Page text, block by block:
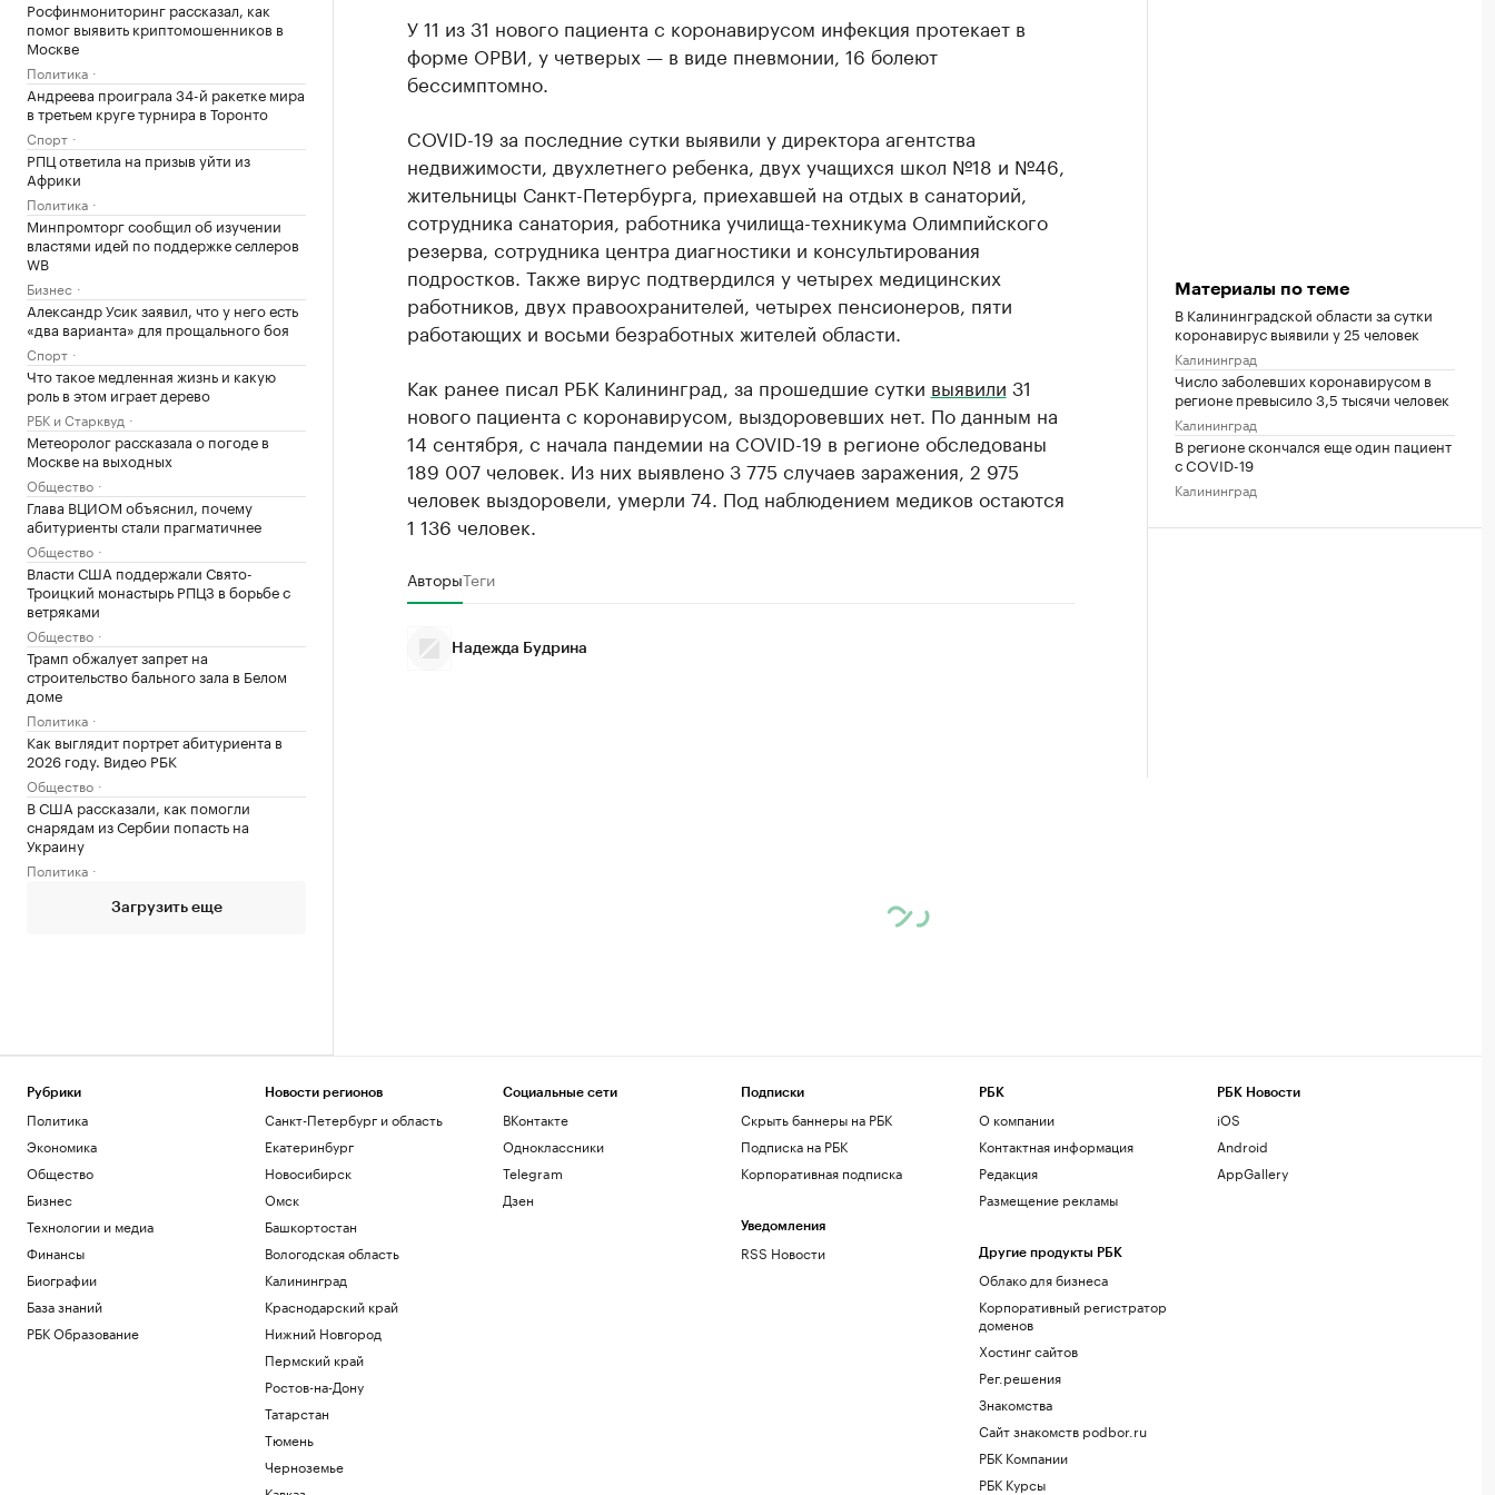
Росфинмониторинг рассказал, как
помог выявить криптомошенников в
Москве
Политика
Андреева проиграла 34-й ракетке мира
в третьем круге турнира в Торонто
Спорт
РПЦ ответила на призыв уйти из
Африки
Политика
Минпромторг сообщил об изучении
властями идей по поддержке селлеров
WB
Бизнес
Александр Усик заявил, что у него есть
«два варианта» для прощального боя
Спорт
Что такое медленная жизнь и какую
роль в этом играет дерево
РБК и Старквуд
Метеоролог рассказала о погоде в
Москве на выходных
Общество
Глава ВЦИОМ объяснил, почему
абитуриенты стали прагматичнее
Общество
Власти США поддержали Свято-
Троицкий монастырь РПЦЗ в борьбе с
ветряками
Общество
Трамп обжалует запрет на
строительство бального зала в Белом
доме
Политика
Как выглядит портрет абитуриента в
2026 году. Видео РБК
Общество
В США рассказали, как помогли
снарядам из Сербии попасть на
Украину
Политика
Загрузить еще
У 11 из 31 нового пациента с коронавирусом инфекция протекает в
форме ОРВИ, у четверых — в виде пневмонии, 16 болеют
бессимптомно.
COVID-19 за последние сутки выявили у директора агентства
недвижимости, двухлетнего ребенка, двух учащихся школ №18 и №46,
жительницы Санкт-Петербурга, приехавшей на отдых в санаторий,
сотрудника санатория, работника училища-техникума Олимпийского
резерва, сотрудника центра диагностики и консультирования
подростков. Также вирус подтвердился у четырех медицинских
работников, двух правоохранителей, четырех пенсионеров, пяти
работающих и восьми безработных жителей области.
Как ранее писал РБК Калининград, за прошедшие сутки выявили 31
нового пациента с коронавирусом, выздоровевших нет. По данным на
14 сентября, с начала пандемии на COVID-19 в регионе обследованы
189 007 человек. Из них выявлено 3 775 случаев заражения, 2 975
человек выздоровели, умерли 74. Под наблюдением медиков остаются
1 136 человек.
АвторыТеги
Надежда Будрина
Материалы по теме
В Калининградской области за сутки
коронавирус выявили у 25 человек
Калининград
Число заболевших коронавирусом в
регионе превысило 3,5 тысячи человек
Калининград
В регионе скончался еще один пациент
с COVID-19
Калининград
Рубрики
Политика
Экономика
Общество
Бизнес
Технологии и медиа
Финансы
Биографии
База знаний
РБК Образование
Новости регионов
Санкт-Петербург и область
Екатеринбург
Новосибирск
Омск
Башкортостан
Вологодская область
Калининград
Краснодарский край
Нижний Новгород
Пермский край
Ростов-на-Дону
Татарстан
Тюмень
Черноземье
Социальные сети
ВКонтакте
Одноклассники
Telegram
Дзен
Подписки
Скрыть баннеры на РБК
Подписка на РБК
Корпоративная подписка
Уведомления
RSS Новости
РБК
О компании
Контактная информация
Редакция
Размещение рекламы
Другие продукты РБК
Облако для бизнеса
Корпоративный регистратор
доменов
Хостинг сайтов
Рег.решения
Знакомства
Сайт знакомств podbor.ru
РБК Компании
РБК Курсы
РБК Новости
iOS
Android
AppGallery